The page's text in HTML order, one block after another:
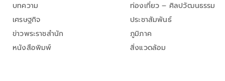
บทความ
เศรษฐกิจ
ข่าวพระราชสำนัก
หนังสือพิมพ์
ท่องเที่ยว – ศิลปวัฒนธรรม
ประชาสัมพันธ์
ภูมิภาค
สิ่งแวดล้อม